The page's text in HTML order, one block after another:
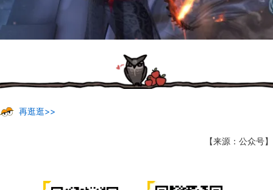
再逛逛>>
【来源：公众号】